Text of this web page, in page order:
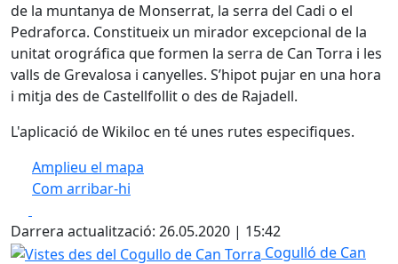
de la muntanya de Monserrat, la serra del Cadi o el
Pedraforca. Constitueix un mirador excepcional de la
unitat orográfica que formen la serra de Can Torra i les
valls de Grevalosa i canyelles. S’hipot pujar en una hora
i mitja des de Castellfollit o des de Rajadell.
L'aplicació de Wikiloc en té unes rutes especifiques.
Amplieu el mapa
Com arribar-hi
+
−
Darrera actualització: 26.05.2020 | 15:42
Vistes des del Cogullo de Can Torra
Cogulló de Can